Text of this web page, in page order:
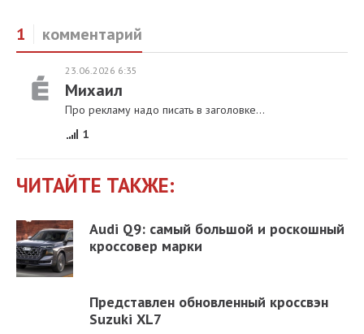
1 комментарий
23.06.2026 6:35
Михаил
Про рекламу надо писать в заголовке...
1
ЧИТАЙТЕ ТАКЖЕ:
Audi Q9: самый большой и роскошный
кроссовер марки
Представлен обновленный кроссвэн
Suzuki XL7